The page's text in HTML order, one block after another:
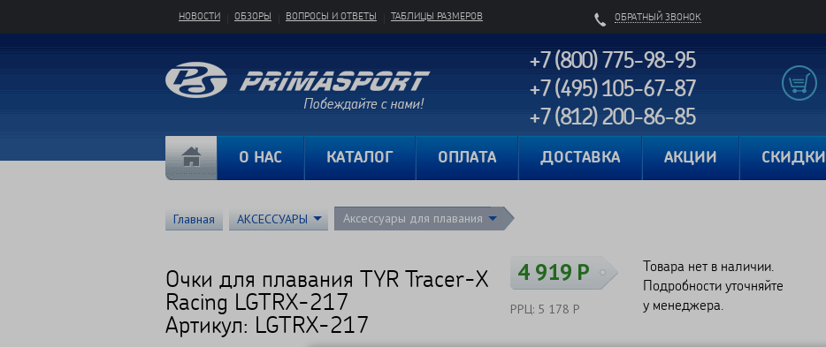
ОБРАТНЫЙ ЗВОНОК
НОВОСТИ ОБЗОРЫ ВОПРОСЫ И ОТВЕТЫ ТАБЛИЦЫ РАЗМЕРОВ
+7 (800) 775-98-95
+7 (495) 105-67-87
+7 (812) 200-86-85
О НАС КАТАЛОГ ОПЛАТА ДОСТАВКА АКЦИИ СКИДКИ
Главная АКСЕССУАРЫ Аксессуары для плавания
Очки для плавания TYR Tracer-X
Racing LGTRX-217
Артикул: LGTRX-217
4 919 Р
РРЦ: 5 178 Р
Товара нет в наличии.
Подробности уточняйте
у менеджера.